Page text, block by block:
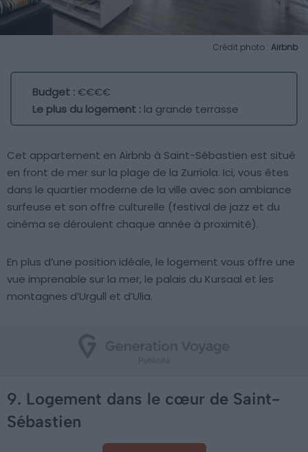
Crédit photo : Airbnb
Budget :€€€€
Le plus du logement : la grande terrasse
Cet appartement en Airbnb à Saint-Sébastien est situé
en front de mer sur la plage de la Zurriola. Ici, vous êtes
dans le quartier moderne de la ville avec son ambiance
surfeuse et son offre culturelle (festival de jazz et du
cinéma se déroulent chaque année à proximité).
En plus d’une position idéale, le logement vous offre une
vue imprenable sur la mer, le palais du Kursaal et les
montagnes d’Urgull et d’Ulia.
9. Logement dans le cœur de Saint-
Sébastien